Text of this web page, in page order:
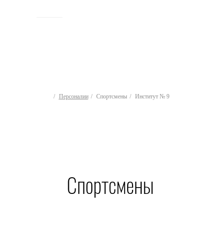
Персоналии Спортсмены Институт № 9
Спортсмены